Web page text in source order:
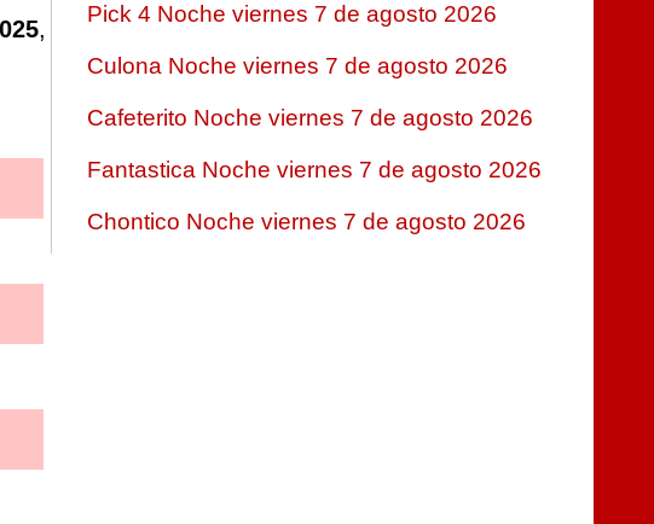
,
Pick 4 Noche viernes 7 de agosto 2026
Culona Noche viernes 7 de agosto 2026
Cafeterito Noche viernes 7 de agosto 2026
Fantastica Noche viernes 7 de agosto 2026
Chontico Noche viernes 7 de agosto 2026